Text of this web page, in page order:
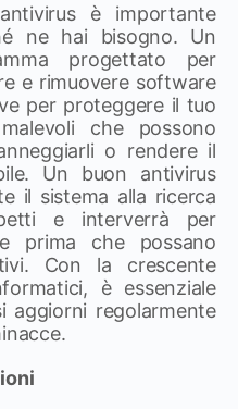
è importante
ne hai bisogno. Un
progettato per
e rimuovere software
per proteggere il tuo
che possono
o rendere il
Un buon antivirus
il sistema alla ricerca
e interverrà per
prima che possano
Con la crescente
è essenziale
aggiorni regolarmente